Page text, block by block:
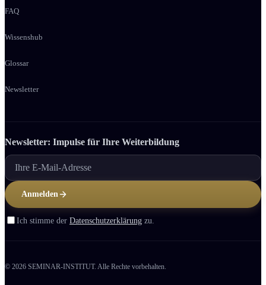
FAQ
Wissenshub
Glossar
Newsletter
Newsletter: Impulse für Ihre Weiter­bildung
Anmelden
Ich stimme der Datenschutzerklärung zu.
© 2026 SEMINAR-INSTITUT. Alle Rechte vorbehalten.